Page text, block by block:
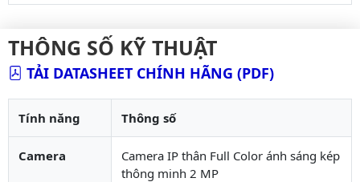
THÔNG SỐ KỸ THUẬT
TẢI DATASHEET CHÍNH HÃNG (PDF)
Tính năng Thông số
Camera
Camera IP thân Full Color ánh sáng kép
thông minh 2 MP